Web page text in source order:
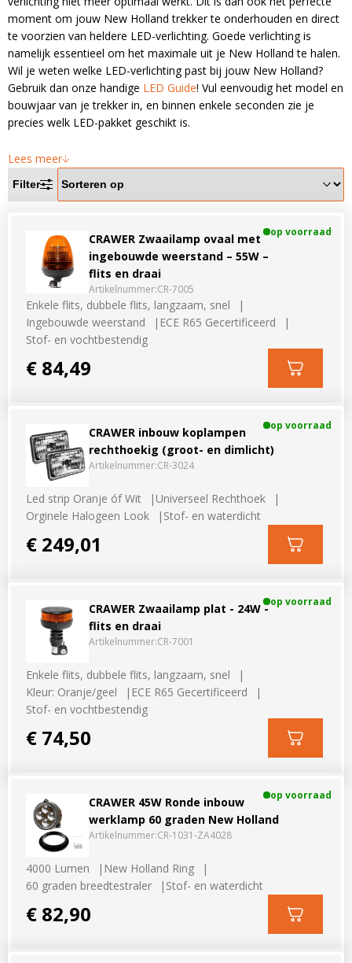
LED voordeelpakketten
Overige producten
Blog
Over ons
Gratis lichtplan
0597-234500
info@ledhandel24.nl
+31611204496
LED voordeelpakketten
Overige producten
Bekijk alles
moment om jouw New Holland trekker te onderhouden en direct
te voorzien van heldere LED-verlichting. Goede verlichting is
namelijk essentieel om het maximale uit je New Holland te halen.
Wil je weten welke LED-verlichting past bij jouw New Holland?
Gebruik dan onze handige LED Guide! Vul eenvoudig het model en
bouwjaar van je trekker in, en binnen enkele seconden zie je
precies welk LED-pakket geschikt is.
Lees meer
Filter
CRAWER Zwaailamp ovaal met
ingebouwde weerstand – 55W –
flits en draai
Artikelnummer:CR-7005
op voorraad
Enkele flits, dubbele flits, langzaam, snel
Ingebouwde weerstand
ECE R65 Gecertificeerd
Stof- en vochtbestendig
€ 84,49
CRAWER inbouw koplampen
rechthoekig (groot- en dimlicht)
Artikelnummer:CR-3024
op voorraad
Led strip Oranje óf Wit
Universeel Rechthoek
Orginele Halogeen Look
Stof- en waterdicht
€ 249,01
CRAWER Zwaailamp plat - 24W -
flits en draai
Artikelnummer:CR-7001
op voorraad
Enkele flits, dubbele flits, langzaam, snel
Kleur: Oranje/geel
ECE R65 Gecertificeerd
Stof- en vochtbestendig
€ 74,50
CRAWER 45W Ronde inbouw
werklamp 60 graden New Holland
Artikelnummer:CR-1031-ZA4028
op voorraad
4000 Lumen
New Holland Ring
60 graden breedtestraler
Stof- en waterdicht
€ 82,90